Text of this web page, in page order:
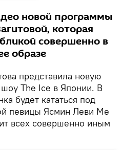
новой программы
которая
совершенно в
образе
представила новую
The Ice в Японии. В
будет кататься под
певицы Ясмин Леви Me
всех совершенно иным